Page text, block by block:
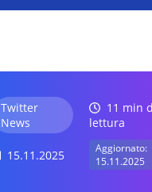
Twitter
News
11 min
lettura
15.11.2025
Aggiornato:
15.11.2025